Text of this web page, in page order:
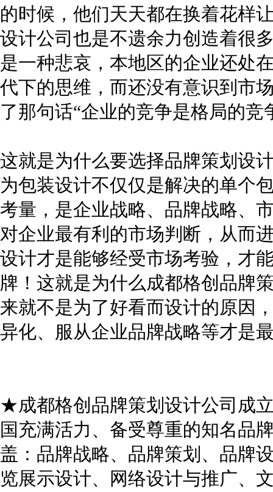
的时候，他们天天都在换着花样
设计公司也是不遗余力创造着很
是一种悲哀，本地区的企业还处
代下的思维，而还没有意识到市
了那句话“企业的竞争是格局的竞
这就是为什么要选择品牌策划设
为包装设计不仅仅是解决的单个
考量，是企业战略、品牌战略、
对企业最有利的市场判断，从而
设计才是能够经受市场考验，才
牌！这就是为什么成都格创品牌
来就不是为了好看而设计的原因
异化、服从企业品牌战略等才是
★成都格创品牌策划设计公司成
国充满活力、备受尊重的知名品
盖：品牌战略、品牌策划、品牌
览展示设计、网络设计与推广、